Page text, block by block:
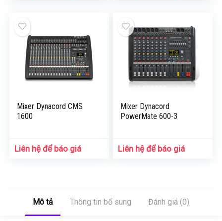
Mixer Dynacord CMS
1600
Liên hệ để báo giá
Mixer Dynacord
PowerMate 600-3
Liên hệ để báo giá
Mô tả Thông tin bổ sung Đánh giá (0)